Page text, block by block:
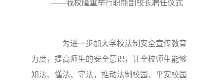
——我校隆重举行职能副校长聘任仪式
为进一步加大学校法制安全宣传教育
力度，提高师生的安全意识，让全校师生能够
知法、懂法、守法，推动法制校园、平安校园